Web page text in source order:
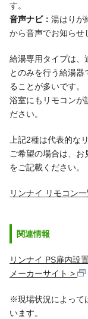
す。
音声ナビ： 湯はりが
から音声でお知らせ
給湯専用タイプは、
とのみを行う給湯
ることが多いです。
浴室にもリモコンが
ださい。
上記2種は代表的な
ご希望の場合は、お
をご記載ください。
リンナイ リモコン
関連情報
リンナイ PS扉内設
メーカーサイト
※現場状況によって
います。